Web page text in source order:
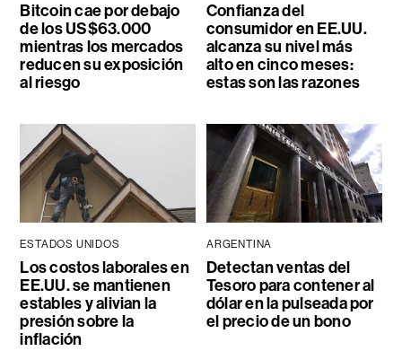
Bitcoin cae por debajo
de los US$63.000
mientras los mercados
reducen su exposición
al riesgo
Confianza del
consumidor en EE.UU.
alcanza su nivel más
alto en cinco meses:
estas son las razones
ESTADOS UNIDOS
Los costos laborales en
EE.UU. se mantienen
estables y alivian la
presión sobre la
inflación
ARGENTINA
Detectan ventas del
Tesoro para contener al
dólar en la pulseada por
el precio de un bono